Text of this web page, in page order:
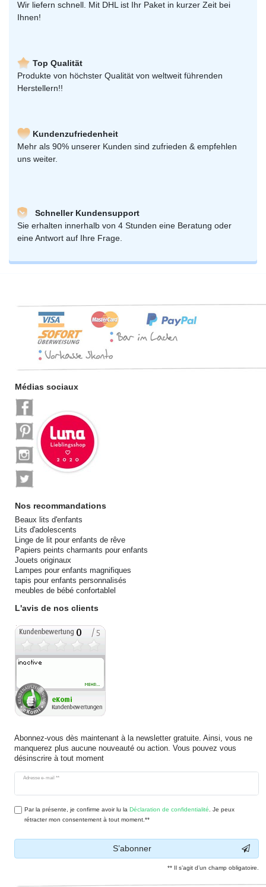
Wir liefern schnell. Mit DHL ist Ihr Paket in kurzer Zeit bei
Ihnen!
Top Qualität
Produkte von höchster Qualität von weltweit führenden
Herstellern!!
Kundenzufriedenheit
Mehr als 90% unserer Kunden sind zufrieden & empfehlen
uns weiter.
Schneller Kundensupport
Sie erhalten innerhalb von 4 Stunden eine Beratung oder
eine Antwort auf Ihre Frage.
Médias sociaux
Nos recommandations
Beaux lits d'enfants
Lits d'adolescents
Linge de lit pour enfants de rêve
Papiers peints charmants pour enfants
Jouets originaux
Lampes pour enfants magnifiques
tapis pour enfants personnalisés
meubles de bébé confortablel
L'avis de nos clients
Abonnez-vous dès maintenant à la newsletter gratuite. Ainsi, vous ne
manquerez plus aucune nouveauté ou action. Vous pouvez vous
désinscrire à tout moment
Adresse e-mail **
Ceres::Template.newsletterHoneypotLabel
Par la présente, je confirme avoir lu laDéclaration de confidentialité . Je peux
rétracter mon consentement à tout moment.**
S’abonner
** Il s’agit d’un champ obligatoire.